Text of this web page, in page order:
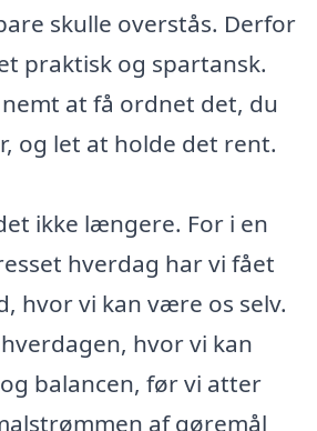
skulle overstås. Derfor
praktisk og spartansk.
at få ordnet det, du
og let at holde det rent.
ikke længere. For i en
hverdag har vi fået
hvor vi kan være os selv.
hvor vi kan
balancen, før vi atter
af gøremål